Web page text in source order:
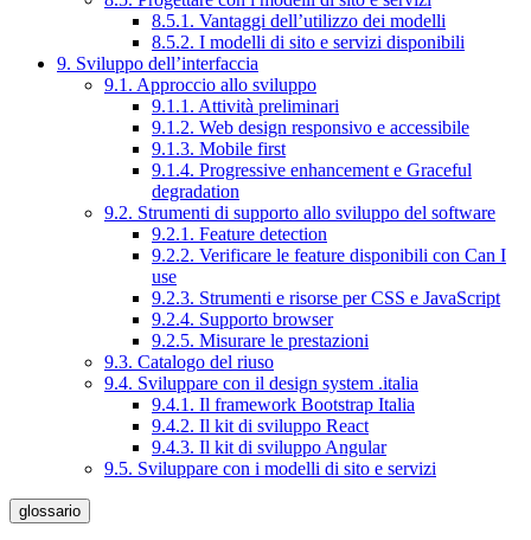
8.5.1. Vantaggi dell’utilizzo dei modelli
8.5.2. I modelli di sito e servizi disponibili
9. Sviluppo dell’interfaccia
9.1. Approccio allo sviluppo
9.1.1. Attività preliminari
9.1.2. Web design responsivo e accessibile
9.1.3. Mobile first
9.1.4. Progressive enhancement e Graceful
degradation
9.2. Strumenti di supporto allo sviluppo del software
9.2.1. Feature detection
9.2.2. Verificare le feature disponibili con Can I
use
9.2.3. Strumenti e risorse per CSS e JavaScript
9.2.4. Supporto browser
9.2.5. Misurare le prestazioni
9.3. Catalogo del riuso
9.4. Sviluppare con il design system .italia
9.4.1. Il framework Bootstrap Italia
9.4.2. Il kit di sviluppo React
9.4.3. Il kit di sviluppo Angular
9.5. Sviluppare con i modelli di sito e servizi
glossario